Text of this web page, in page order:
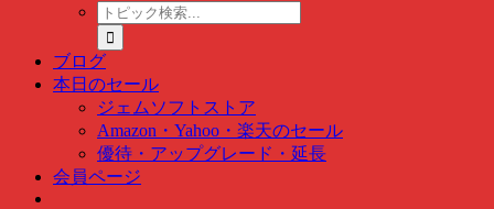
ト
ピ
ッ
ク
検
索
…
ブログ
本日のセール
ジェムソフトストア
Amazon・Yahoo・楽天のセール
優待・アップグレード・延長
会員ページ